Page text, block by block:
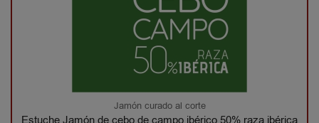
Jamón curado al corte